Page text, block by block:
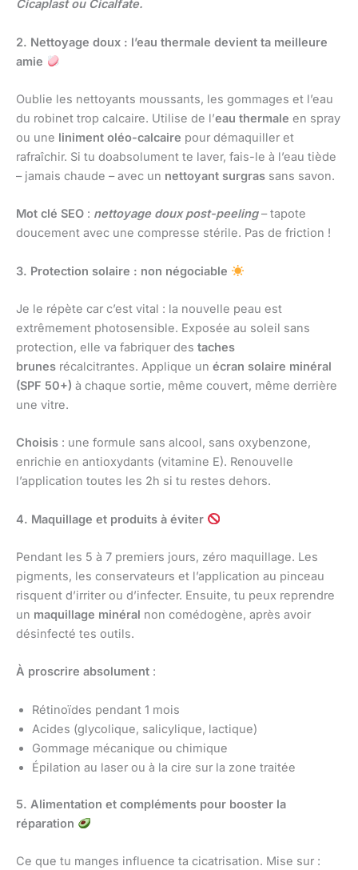
Cicaplast ou Cicalfate.
2. Nettoyage doux : l’eau thermale devient ta meilleure
amie
Oublie les nettoyants moussants, les gommages et l’eau
du robinet trop calcaire. Utilise de l’eau thermale en spray
ou une liniment oléo-calcaire pour démaquiller et
rafraîchir. Si tu doabsolument te laver, fais-le à l’eau tiède
– jamais chaude – avec un nettoyant surgras sans savon.
Mot clé SEO : nettoyage doux post-peeling– tapote
doucement avec une compresse stérile. Pas de friction !
3. Protection solaire : non négociable
Je le répète car c’est vital : la nouvelle peau est
extrêmement photosensible. Exposée au soleil sans
protection, elle va fabriquer des taches
brunes récalcitrantes. Applique un écran solaire minéral
(SPF 50+) à chaque sortie, même couvert, même derrière
une vitre.
Choisis : une formule sans alcool, sans oxybenzone,
enrichie en antioxydants (vitamine E). Renouvelle
l’application toutes les 2h si tu restes dehors.
4. Maquillage et produits à éviter
Pendant les 5 à 7 premiers jours, zéro maquillage. Les
pigments, les conservateurs et l’application au pinceau
risquent d’irriter ou d’infecter. Ensuite, tu peux reprendre
un maquillage minéral non comédogène, après avoir
désinfecté tes outils.
À proscrire absolument :
Rétinoïdes pendant 1 mois
Acides (glycolique, salicylique, lactique)
Gommage mécanique ou chimique
Épilation au laser ou à la cire sur la zone traitée
5. Alimentation et compléments pour booster la
réparation
Ce que tu manges influence ta cicatrisation. Mise sur :